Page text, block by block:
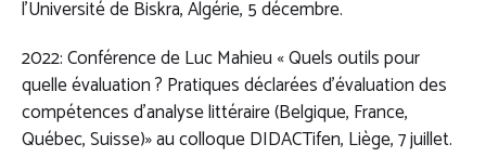
l’Université de Biskra, Algérie, 5 décembre.
2022: Conférence de Luc Mahieu « Quels outils pour
quelle évaluation ? Pratiques déclarées d’évaluation des
compétences d’analyse littéraire (Belgique, France,
Québec, Suisse)» au colloque DIDACTifen, Liège, 7 juillet.